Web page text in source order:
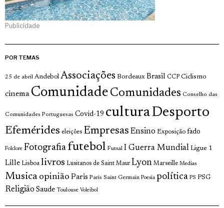
Publicidade
POR TEMAS
25 de abril Andebol Associações Bordeaux Brasil CCP Ciclismo
cinema Comunidade Comunidades Conselho das
Comunidades Portuguesas Covid-19 culturaDesporto
Efemérides eleições Empresas Ensino Exposição fado
Folclore Fotografia futebol Futsal I Guerra Mundial Ligue 1
Lille Lisboa livros Lusitanos de Saint Maur Lyon Marseille Medias
Musica opinião Paris Paris Saint Germain Poesia política PS PSG
Religião Saude Toulouse Voleibol